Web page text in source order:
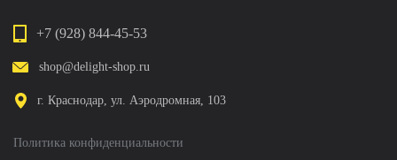
+7 (928) 844-45-53
shop@delight-shop.ru
г. Краснодар, ул. Аэродромная, 103
Политика конфиденциальности